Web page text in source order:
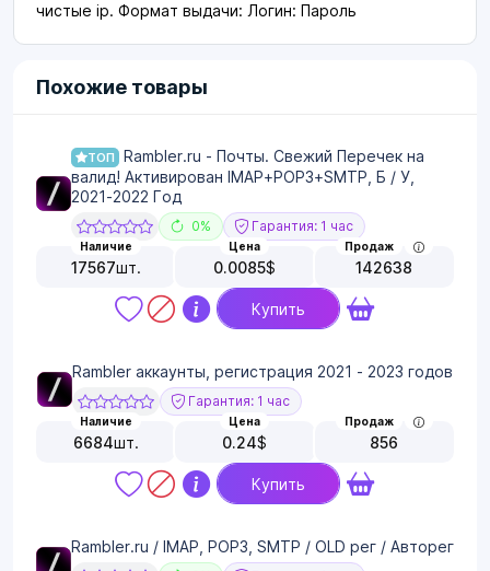
чистые ip. Формат выдачи: Логин: Пароль
Похожие товары
ТОП
Rambler.ru - Почты. Свежий Перечек на
валид! Активирован IMAP+POP3+SMTP, Б / У,
2021-2022 Год
0% Гарантия: 1 час
Наличие
17567шт.
Цена
0.0085$
Продаж
142638
Купить
Rambler аккаунты, регистрация 2021 - 2023 годов
Гарантия: 1 час
Наличие
6684шт.
Цена
0.24$
Продаж
856
Купить
Rambler.ru / IMAP, POP3, SMTP / OLD рег / Авторег